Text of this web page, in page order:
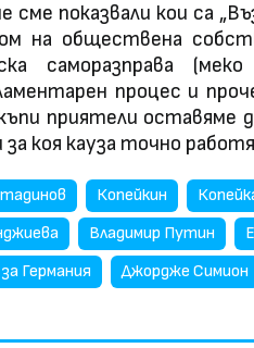
сме показвали кои са
на обществена
саморазправа
процес и
приятели
за коя кауза точно
Копейкин
Владимир Путин
Германия
Джордже Симион